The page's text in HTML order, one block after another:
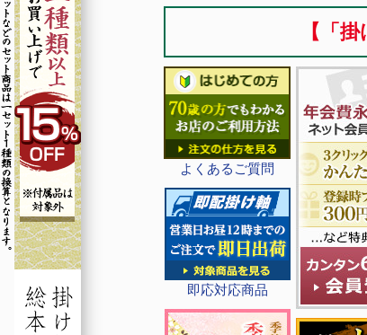
【「
よくあるご質問
即応対応商品